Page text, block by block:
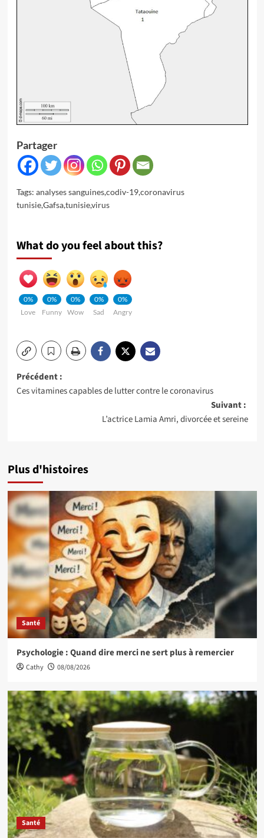
Partager
Tags: analyses sanguines,codiv-19,coronavirus
tunisie,Gafsa,tunisie,virus
What do you feel about this?
0%
Love
0%
Funny
0%
Wow
0%
Sad
0%
Angry
Navigation
d’article
Précédent :
Ces vitamines capables de lutter contre le coronavirus
Suivant :
L’actrice Lamia Amri, divorcée et sereine
Plus d'histoires
Santé
Psychologie : Quand dire merci ne sert plus à remercier
Cathy 08/08/2026
Santé